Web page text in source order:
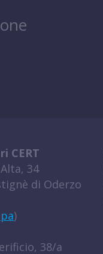
CERT
34
di Oderzo
)
38/a